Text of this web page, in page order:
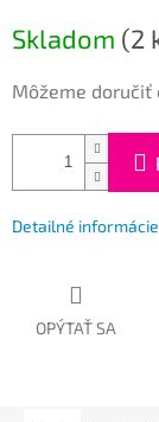
Skladom (2
Môžeme doručiť
Detailné informácie
OPÝTAŤ SA